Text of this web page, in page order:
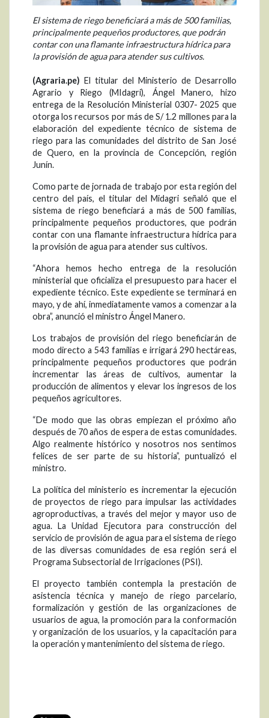
El sistema de riego beneficiará a más de 500 familias,
principalmente pequeños productores, que podrán
contar con una flamante infraestructura hídrica para
la provisión de agua para atender sus cultivos.
(Agraria.pe) El titular del Ministerio de Desarrollo
Agrario y Riego (MIdagri), Ángel Manero, hizo
entrega de la Resolución Ministerial 0307- 2025 que
otorga los recursos por más de S/ 1.2 millones para la
elaboración del expediente técnico de sistema de
riego para las comunidades del distrito de San José
de Quero, en la provincia de Concepción, región
Junín.
Como parte de jornada de trabajo por esta región del
centro del país, el titular del Midagri señaló que el
sistema de riego beneficiará a más de 500 familias,
principalmente pequeños productores, que podrán
contar con una flamante infraestructura hídrica para
la provisión de agua para atender sus cultivos.
“Ahora hemos hecho entrega de la resolución
ministerial que oficializa el presupuesto para hacer el
expediente técnico. Este expediente se terminará en
mayo, y de ahí, inmediatamente vamos a comenzar a la
obra”, anunció el ministro Ángel Manero.
Los trabajos de provisión del riego beneficiarán de
modo directo a 543 familias e irrigará 290 hectáreas,
principalmente pequeños productores que podrán
incrementar las áreas de cultivos, aumentar la
producción de alimentos y elevar los ingresos de los
pequeños agricultores.
“De modo que las obras empiezan el próximo año
después de 70 años de espera de estas comunidades.
Algo realmente histórico y nosotros nos sentimos
felices de ser parte de su historia”, puntualizó el
ministro.
La política del ministerio es incrementar la ejecución
de proyectos de riego para impulsar las actividades
agroproductivas, a través del mejor y mayor uso de
agua. La Unidad Ejecutora para construcción del
servicio de provisión de agua para el sistema de riego
de las diversas comunidades de esa región será el
Programa Subsectorial de Irrigaciones (PSI).
El proyecto también contempla la prestación de
asistencia técnica y manejo de riego parcelario,
formalización y gestión de las organizaciones de
usuarios de agua, la promoción para la conformación
y organización de los usuarios, y la capacitación para
la operación y mantenimiento del sistema de riego.